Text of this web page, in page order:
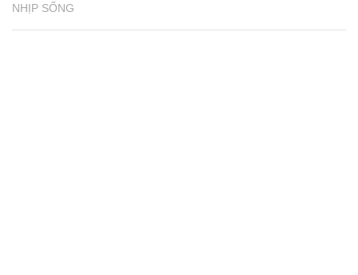
NHỊP SỐNG